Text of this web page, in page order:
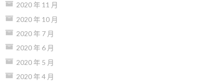
2020 年 11 月
2020 年 10 月
2020 年 7 月
2020 年 6 月
2020 年 5 月
2020 年 4 月